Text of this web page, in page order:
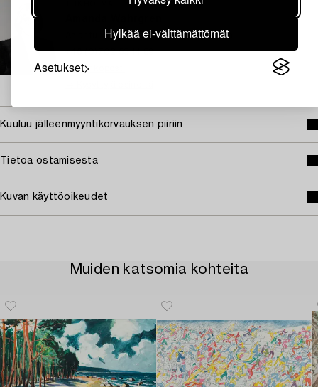
Hylkää ei-välttämättömät
Asetukset
Asiantuntija, moderni taite ja grafiikka
+46 (0)702 53 14 89
Sähköposti
Kuuluu jälleenmyyntikorvauksen piiriin
Tietoa ostamisesta
Kuvan käyttöoikeudet
Muiden katsomia kohteita